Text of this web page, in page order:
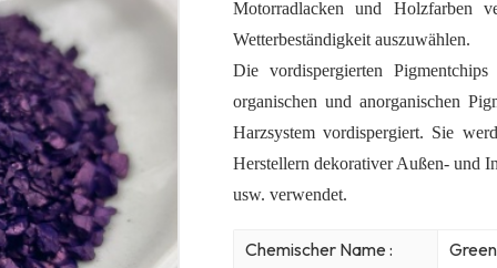
Motorradlacken und Holzfarben
Wetterbeständigkeit auszuwählen.
Die vordispergierten
organischen und anorganischen
Harzsystem vordispergiert. Sie
Herstellern dekorativer Außen- und
usw. verwendet.
Chemischer Name :